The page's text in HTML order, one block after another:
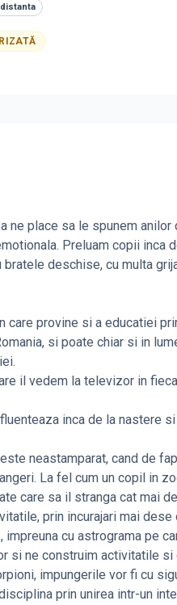
ne place sa le spunem
Preluam copii inca
bratele deschise, cu multa
provine si a educatiei
si poate chiar si in
il vedem la televizor in
inca de la nastere
neastamparat, cand de
La fel cum un copil in
care sa il stranga cat mai
prin incurajari mai dese
cu astrograma pe
si ne construim activitatile si
impungerile vor fi cu
prin unirea intr-un